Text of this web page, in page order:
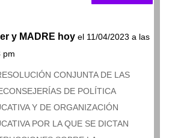
y MADRE hoy el 11/04/2023 a las
pm
CONJUNTA DE LAS
DE POLÍTICA
Y DE ORGANIZACIÓN
POR LA QUE SE DICTAN